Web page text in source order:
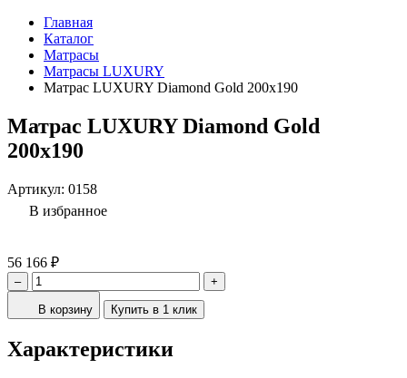
Главная
Каталог
Матрасы
Матрасы LUXURY
Матрас LUXURY Diamond Gold 200x190
Матрас LUXURY Diamond Gold
200x190
Артикул: 0158
В избранное
56 166 ₽
– +
В корзину Купить в 1 клик
Характеристики